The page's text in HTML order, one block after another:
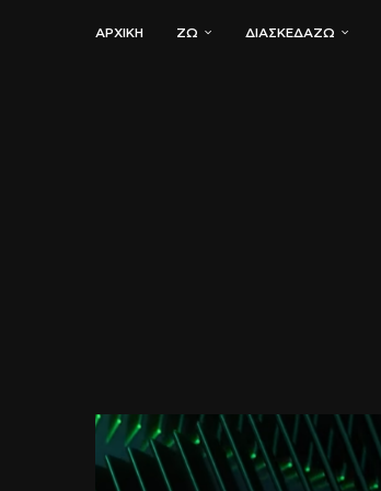
ΑΡΧΙΚΗ ΖΏ ΔΙΑΣΚΕΔΆΖΩ